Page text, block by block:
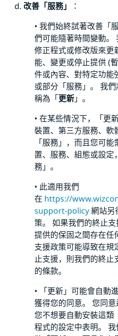
d. 改善「服務」
：
• 我們始終試著改善「
們可能隨著時間變動。
修正程式或修改版來更
能、變更或停止提供 (
件或內容、對特定功能
或部分「服務」。 我
稱為「更新」。
• 在某些情況下，「更
裝置、第三方服務、軟
「服務」，而且您可
置、服務、組態或設定
務」。
• 此適用我們
在 https://
support-policy網站另
策。 如果我們的終止支
提供的保固之間存在任
支援政策可能導致在規
止支援，則我們的終止
的條款。
• 「更新」可能會自動
獲得您的同意。 您同
您不想要自動安裝這類
程式的設定中表明。